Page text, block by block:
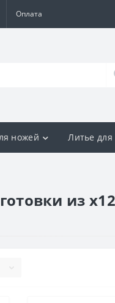
Оплата
ножей Литье
из